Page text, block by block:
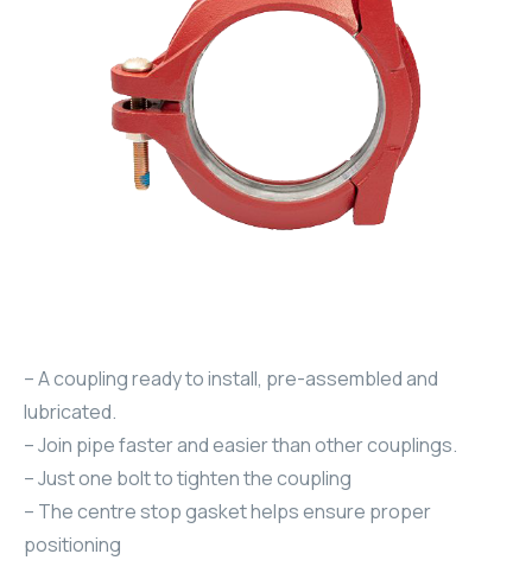
– A coupling ready to install, pre-assembled and
lubricated.
– Join pipe faster and easier than other couplings.
– Just one bolt to tighten the coupling
– The centre stop gasket helps ensure proper
positioning